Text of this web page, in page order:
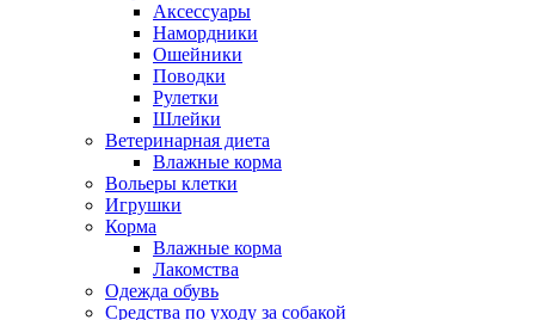
Аксессуары
Намордники
Ошейники
Поводки
Рулетки
Шлейки
Ветеринарная диета
Влажные корма
Вольеры клетки
Игрушки
Корма
Влажные корма
Лакомства
Одежда обувь
Средства по уходу за собакой